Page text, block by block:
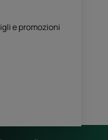
e promozioni
vendita
prova gratuiti